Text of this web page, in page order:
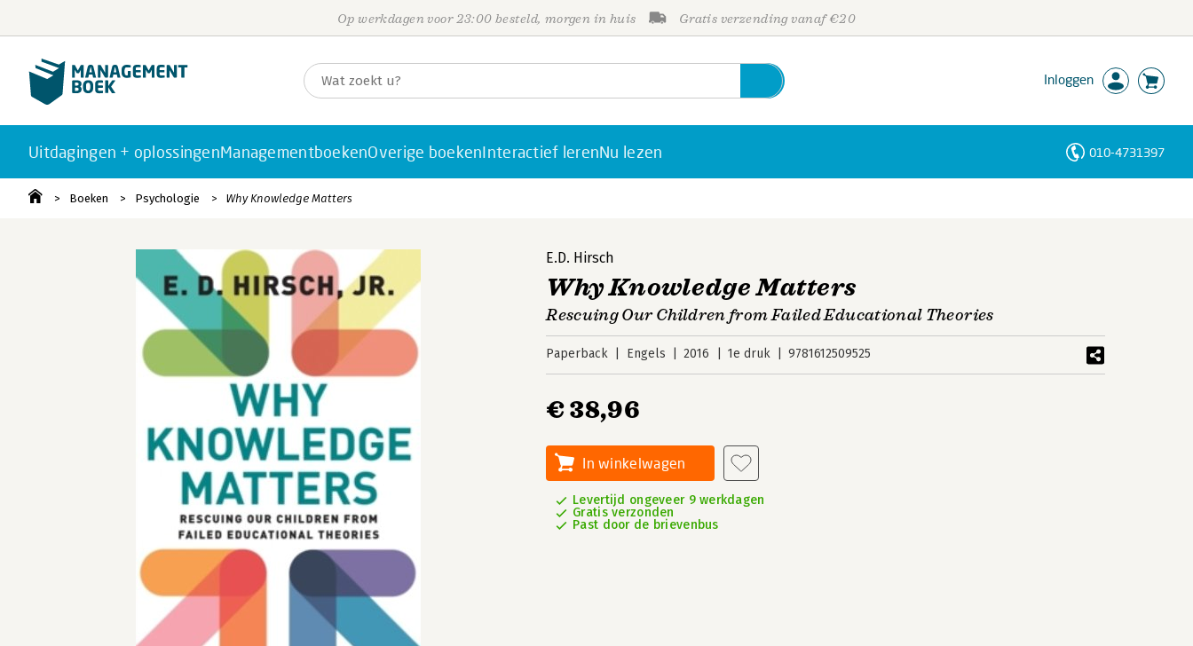
Op werkdagen voor 23:00 besteld, morgen in huis Gratis verzending vanaf €20
Inloggen
Uitdagingen + oplossingenManagementboekenOverige boekenInteractief lerenNu lezen 010-4731397
Boeken Psychologie Why Knowledge Matters
E.D. Hirsch
Why Knowledge Matters
Rescuing Our Children from Failed Educational Theories
Paperback Engels 2016 1e druk 9781612509525
€ 38,96
In winkelwagen
Levertijd ongeveer 9 werkdagen
Gratis verzonden
Past door de brievenbus
Personen